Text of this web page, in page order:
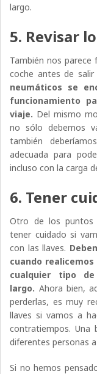
largo.
5. Revisar
También nos parece
coche antes de salir
neumáticos se
funcionamiento
viaje. Del mismo
no sólo debemos
también
adecuada para
incluso con la carga
6. Tener
Otro de los puntos
tener cuidado si
con las llaves.
cuando
cualquier tipo
largo. Ahora bien,
perderlas, es muy
llaves si vamos a
contratiempos. Una
diferentes personas
Si no hemos